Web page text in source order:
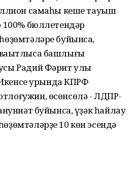
самаһы кеше тауыш
100% бюллетендәр
буйынса,
башлығы
Радий Фәрит улы
Икенсе урында КПРФ
өсөнсөлә - ЛДПР-
буйынса, үҙәк һайлау
10 көн эсендә